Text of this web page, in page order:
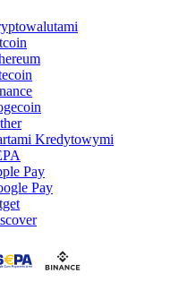
Kredytowymi
Pay
Pay